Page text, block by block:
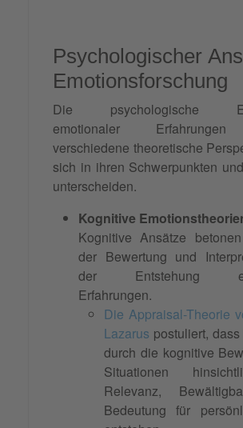
Psychologischer
Emotionsforschung
Die psychologische
emotionaler
verschiedene theoretische
sich in ihren Schwerpunkten
unterscheiden.
Kognitive
Kognitive Ansätze
der Bewertung und
der Entstehung
Erfahrungen.
Die Appraisal-Theorie
Lazarus postuliert,
durch die kognitive
Situationen
Relevanz,
Bedeutung für